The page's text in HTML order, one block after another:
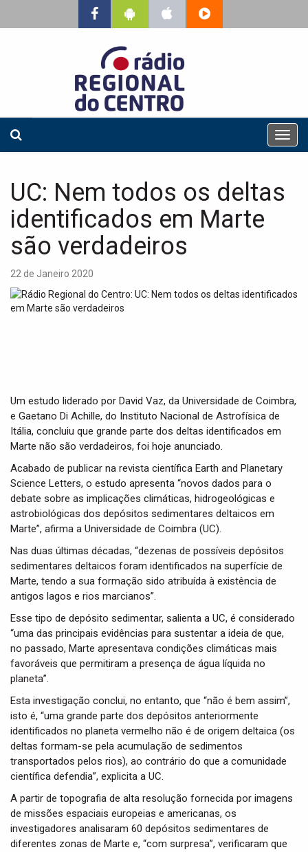
T
o
l
a
UC: Nem todos os deltas
identificados em Marte
são verdadeiros
22 de Janeiro 2020
Um estudo liderado por David Vaz, da Universidade de Coimbra,
e Gaetano Di Achille, do Instituto Nacional de Astrofísica de
Itália, concluiu que grande parte dos deltas identificados em
Marte não são verdadeiros, foi hoje anunciado.
Acabado de publicar na revista científica Earth and Planetary
Science Letters, o estudo apresenta “novos dados para o
debate sobre as implicações climáticas, hidrogeológicas e
astrobiológicas dos depósitos sedimentares deltaicos em
Marte”, afirma a Universidade de Coimbra (UC).
Nas duas últimas décadas, “dezenas de possíveis depósitos
sedimentares deltaicos foram identificados na superfície de
Marte, tendo a sua formação sido atribuída à existência de
antigos lagos e rios marcianos”.
Esse tipo de depósito sedimentar, salienta a UC, é considerado
“uma das principais evidências para sustentar a ideia de que,
no passado, Marte apresentava condições climáticas mais
favoráveis que permitiram a presença de água líquida no
planeta”.
Esta investigação conclui, no entanto, que “não é bem assim”,
isto é, “uma grande parte dos depósitos anteriormente
identificados no planeta vermelho não é de origem deltaica (os
deltas formam-se pela acumulação de sedimentos
transportados pelos rios), ao contrário do que a comunidade
científica defendia”, explicita a UC.
A partir de topografia de alta resolução fornecida por imagens
de missões espaciais europeias e americanas, os
investigadores analisaram 60 depósitos sedimentares de
diferentes zonas de Marte e, “com surpresa”, verificaram que